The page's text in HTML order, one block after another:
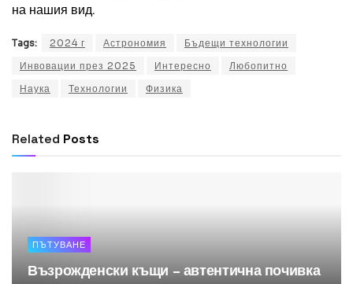
на нашия вид.
Tags: 2024 г Астрономия
Бъдещи технологии
Инвовации през 2025
Интересно
Любопитно
Наука
Технологии Физика
Related Posts
ПЪТУВАНЕ
Възрожденски къщи – автентична почивка